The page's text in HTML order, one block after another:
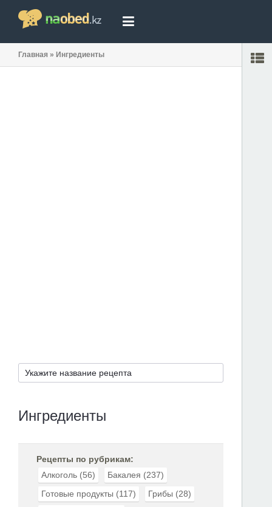
Главная » Ингредиенты
Ингредиенты
Рецепты по рубрикам:
Алкоголь (56) Бакалея (237)
Готовые продукты (117) Грибы (28)